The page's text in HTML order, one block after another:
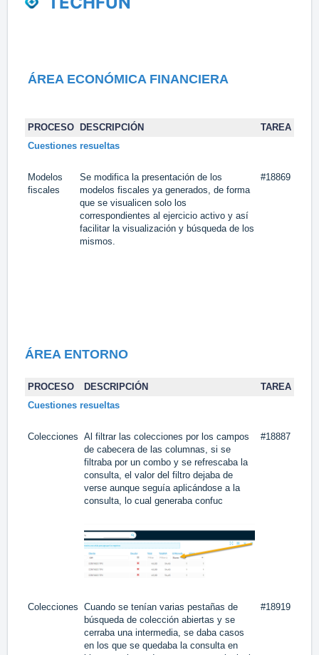
ÁREA ECONÓMICA FINANCIERA
PROCESO DESCRIPCIÓN
TAREA
Cuestiones resueltas
Modelos
fiscales
Se modifica la presentación de los
modelos fiscales ya generados, de forma
que se visualicen solo los
correspondientes al ejercicio activo y así
facilitar la visualización y búsqueda de los
mismos.
#18869
ÁREA ENTORNO
PROCESO DESCRIPCIÓN
TAREA
Cuestiones resueltas
Colecciones Al filtrar las colecciones por los campos
de cabecera de las columnas, si se
filtraba por un combo y se refrescaba la
consulta, el valor del filtro dejaba de
verse aunque seguía aplicándose a la
consulta, lo cual generaba confuc
#18887
Colecciones Cuando se tenían varias pestañas de
búsqueda de colección abiertas y se
cerraba una intermedia, se daba casos
en los que se quedaba la consulta en
#18919